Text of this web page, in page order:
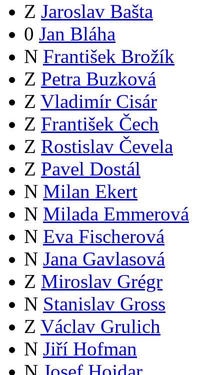
Z Jaroslav Bašta
0 Jan Bláha
N František Brožík
Z Petra Buzková
Z Vladimír Cisár
Z František Čech
Z Rostislav Čevela
Z Pavel Dostál
N Milan Ekert
N Milada Emmerová
N Eva Fischerová
N Jana Gavlasová
Z Miroslav Grégr
N Stanislav Gross
Z Václav Grulich
N Jiří Hofman